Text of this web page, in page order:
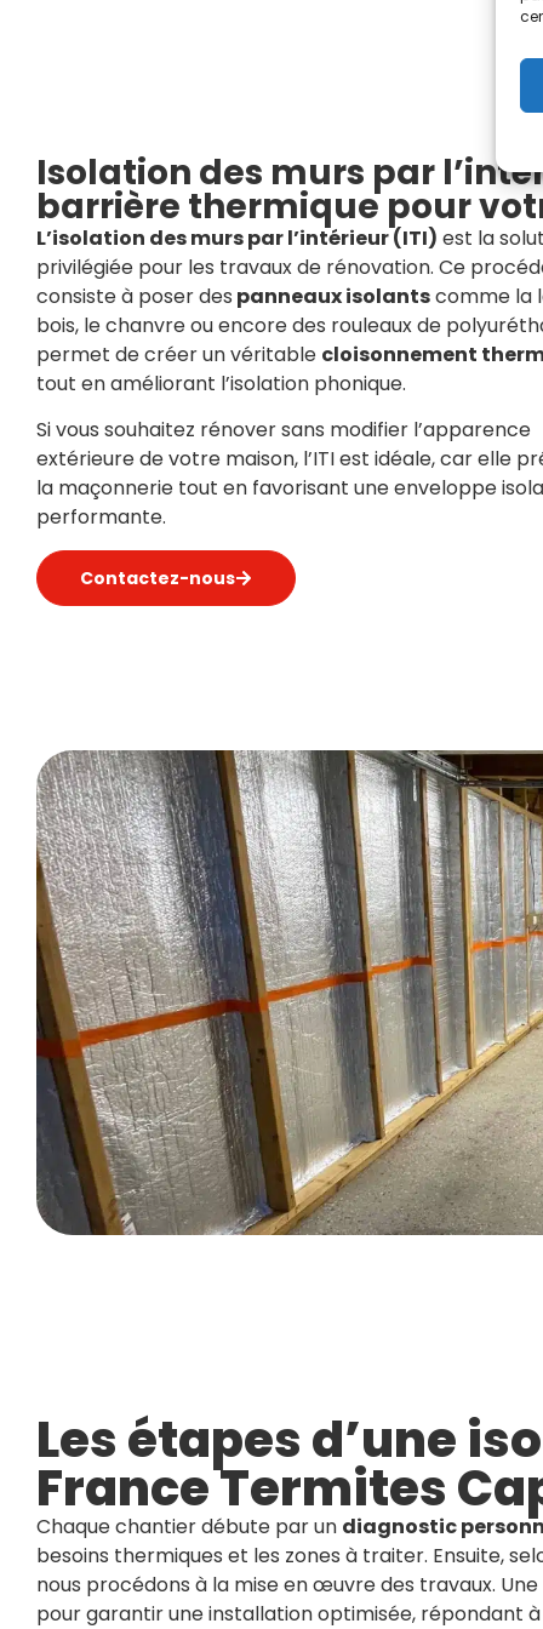
Isolation des murs par
barrière thermique pour
L’isolation des murs par l’intérieur (ITI) est la
privilégiée pour les travaux de rénovation. Ce
consiste à poser des panneaux isolantscomme la
bois, le chanvre ou encore des rouleaux de
permet de créer un véritable cloisonnement
tout en améliorant l’isolation phonique.
Si vous souhaitez rénover sans modifier l’apparence
extérieure de votre maison, l’ITI est idéale, car elle
la maçonnerie tout en favorisant une enveloppe
performante.
Contactez-nous
Les étapes d’une
France Termites
Chaque chantier débute par un diagnostic
besoins thermiques et les zones à traiter. Ensuite,
nous procédons à la mise en œuvre des travaux.
pour garantir une installation optimisée, répondant